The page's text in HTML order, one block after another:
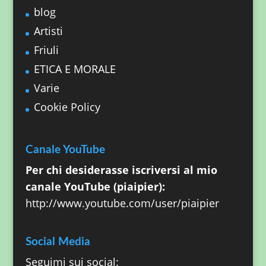
blog
Artisti
Friuli
ETICA E MORALE
Varie
Cookie Policy
Canale YouTube
Per chi desiderasse iscriversi al mio
canale YouTube (piaipier):
http://www.youtube.com/user/piaipier
Social Media
Seguimi sui social: